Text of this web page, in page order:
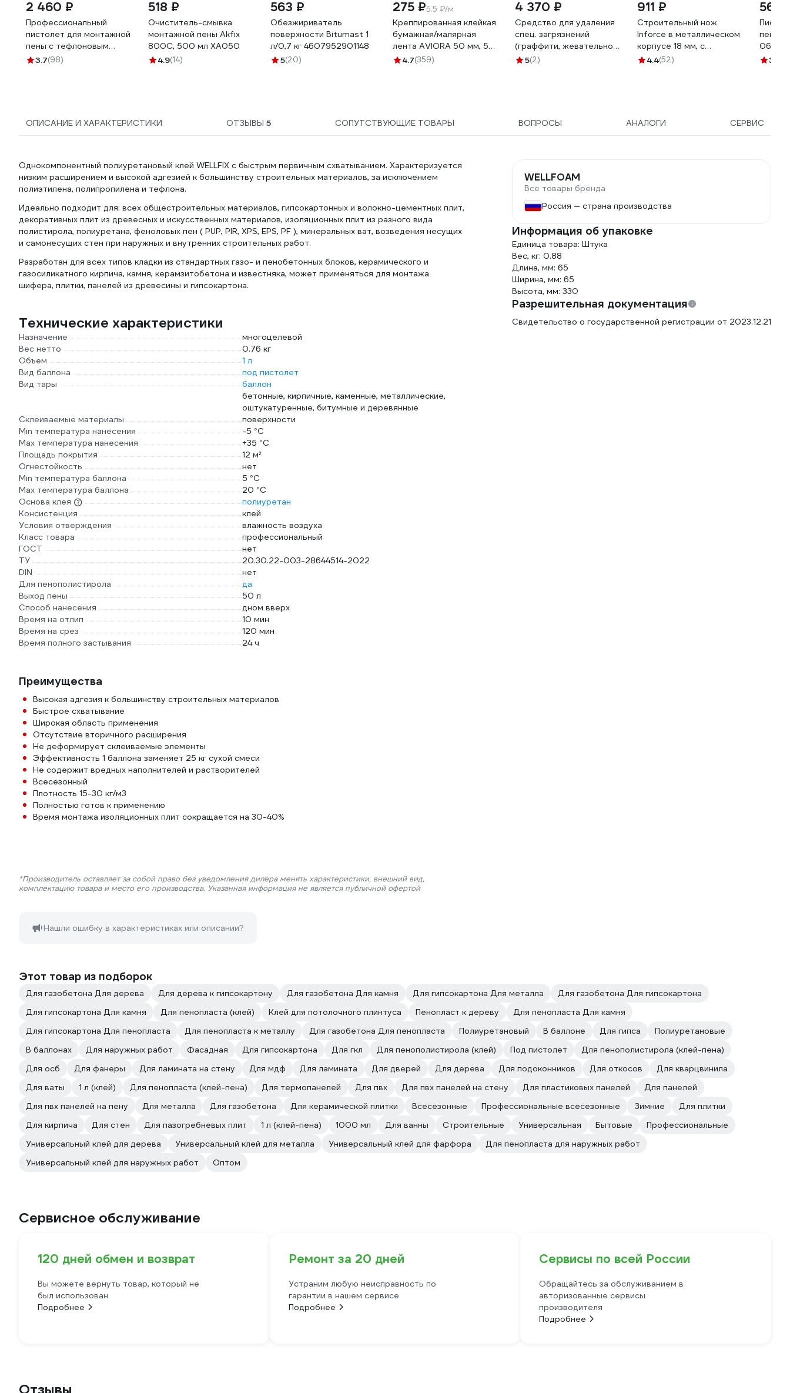
2 460 ₽
Профессиональный
пистолет для монтажной
пены с тефлоновым
покрытием держателя
3.7(98)
518 ₽
Очиститель-смывка
монтажной пены Akfix
800C, 500 мл XA050
4.9(14)
563 ₽
Обезжириватель
поверхности Bitumast 1
л/0,7 кг 4607952901148
5(20)
275 ₽5.5 ₽/м
Креппированная клейкая
бумажная/малярная
лента AVIORA 50 мм, 50
м 304-010
4.7(359)
4 370 ₽
Средство для удаления
спец. загрязнений
(граффити, жевательной
резинки) KIEHL Johannes
5(2)
911 ₽
Строительный нож
Inforce в металлическом
корпусе 18 мм, с
винтовым зажимом 06-
4.4(52)
565
пены
3.9
ОПИСАНИЕ И ХАРАКТЕРИСТИКИ ОТЗЫВЫ 5 СОПУТСТВУЮЩИЕ ТОВАРЫ ВОПРОСЫ АНАЛОГИ СЕРВИС
Однокомпонентный полиуретановый клей WELLFIX с быстрым первичным схватыванием. Характеризуется
низким расширением и высокой адгезией к большинству строительных материалов, за исключением
полиэтилена, полипропилена и тефлона.
Идеально подходит для: всех общестроительных материалов, гипсокартонных и волокно-цементных плит,
декоративных плит из древесных и искусственных материалов, изоляционных плит из разного вида
полистирола, полиуретана, феноловых пен ( PUP, PIR, XPS, EPS, PF ), минеральных ват, возведения несущих
и самонесущих стен при наружных и внутренних строительных работ.
Разработан для всех типов кладки из стандартных газо- и пенобетонных блоков, керамического и
газосиликатного кирпича, камня, керамзитобетона и известняка, может применяться для монтажа
шифера, плитки, панелей из древесины и гипсокартона.
Технические характеристики
Назначение
многоцелевой
Вес нетто
0.76 кг
Объем
1 л
Вид баллона
под пистолет
Вид тары
баллон
Склеиваемые материалы
бетонные, кирпичные, каменные, металлические,
оштукатуренные, битумные и деревянные
поверхности
Min температура нанесения
-5 °С
Max температура нанесения
+35 °С
Площадь покрытия
12 м²
Огнестойкость
нет
Min температура баллона
5 °С
Мах температура баллона
20 °С
Основа клея
полиуретан
Консистенция
клей
Условия отверждения
влажность воздуха
Класс товара
профессиональный
ГОСТ
нет
ТУ
20.30.22-003-28644514-2022
DIN
нет
Для пенополистирола
да
Выход пены
50 л
Способ нанесения
дном вверх
Время на отлип
10 мин
Время на срез
120 мин
Время полного застывания
24 ч
Преимущества
Высокая адгезия к большинству строительных материалов
Быстрое схватывание
Широкая область применения
Отсутствие вторичного расширения
Не деформирует склеиваемые элементы
Эффективность 1 баллона заменяет 25 кг сухой смеси
Не содержит вредных наполнителей и растворителей
Всесезонный
Плотность 15-30 кг/м3
Полностью готов к применению
Время монтажа изоляционных плит сокращается на 30-40%
*Производитель оставляет за собой право без уведомления дилера менять характеристики, внешний вид,
комплектацию товара и место его производства. Указанная информация не является публичной офертой
Нашли ошибку в характеристиках или описании?
WELLFOAM
Все товары бренда
Россия — страна производства
Информация об упаковке
Единица товара: Штука
Вес, кг: 0.88
Длина, мм: 65
Ширина, мм: 65
Высота, мм: 330
Разрешительная документация
Свидетельство о государственной регистрации от 2023.12.21
Этот товар из подборок
Для газобетона Для дерева Для дерева к гипсокартону Для газобетона Для камня Для гипсокартона Для металла
Для газобетона Для гипсокартона
Для гипсокартона Для камня
Для пенопласта (клей) Клей для потолочного плинтуса Пенопласт к дереву
Для пенопласта Для камня
Для гипсокартона Для пенопласта
Для пенопласта к металлу Для газобетона Для пенопласта Полиуретановый В баллоне Для гипса
Полиуретановые
В баллонах
Для наружных работ Фасадная Для гипсокартона Для гкл Для пенополистирола (клей) Под пистолет
Для пенополистирола (клей-пена)
Для осб
Для фанеры Для ламината на стену Для мдф Для ламината Для дверей Для дерева Для подоконников Для откосов
Для кварцвинила
Для ваты
1 л (клей) Для пенопласта (клей-пена) Для термопанелей Для пвх Для пвх панелей на стену Для пластиковых панелей
Для панелей
Для пвх панелей на пену
Для металла Для газобетона Для керамической плитки Всесезонные Профессиональные всесезонные Зимние
Для плитки
Для кирпича
Для стен Для пазогребневых плит 1 л (клей-пена) 1000 мл Для ванны Строительные Универсальная Бытовые
Профессиональные
Универсальный клей для дерева
Универсальный клей для металла Универсальный клей для фарфора
Для пенопласта для наружных работ
Универсальный клей для наружных работ
Оптом
Сервисное обслуживание
120 дней обмен и возврат
Вы можете вернуть товар, который не
был использован
Подробнее
Ремонт за 20 дней
Устраним любую неисправность по
гарантии в нашем сервисе
Подробнее
Сервисы по всей России
Обращайтесь за обслуживанием в
авторизованные сервисы
производителя
Подробнее
Отзывы